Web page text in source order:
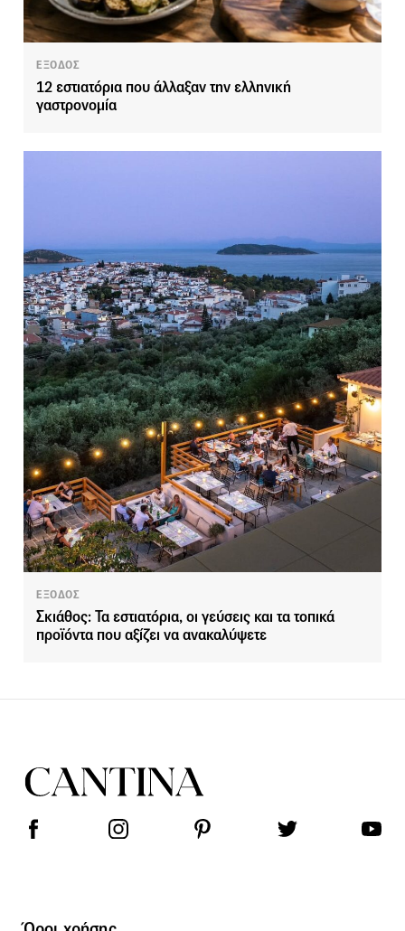
ΕΞΟΔΟΣ
12 εστιατόρια που άλλαξαν την ελληνική
γαστρονομία
ΕΞΟΔΟΣ
Σκιάθος: Τα εστιατόρια, οι γεύσεις και τα τοπικά
προϊόντα που αξίζει να ανακαλύψετε